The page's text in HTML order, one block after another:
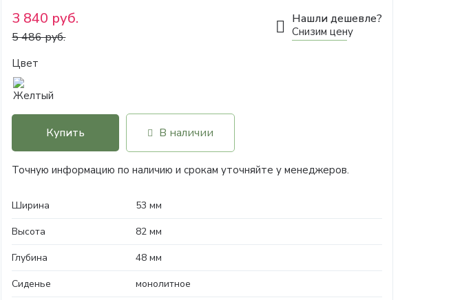
3 840 руб.
5 486 руб.
Нашли дешевле?
Снизим цену
Цвет
Купить В наличии
Точную информацию по наличию и срокам уточняйте у менеджеров.
Ширина
53 мм
Высота
82 мм
Глубина
48 мм
Сиденье
монолитное